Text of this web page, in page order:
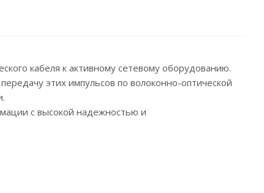
кабеля к активному сетевому оборудованию.
этих импульсов по волоконно-оптической
с высокой надежностью и